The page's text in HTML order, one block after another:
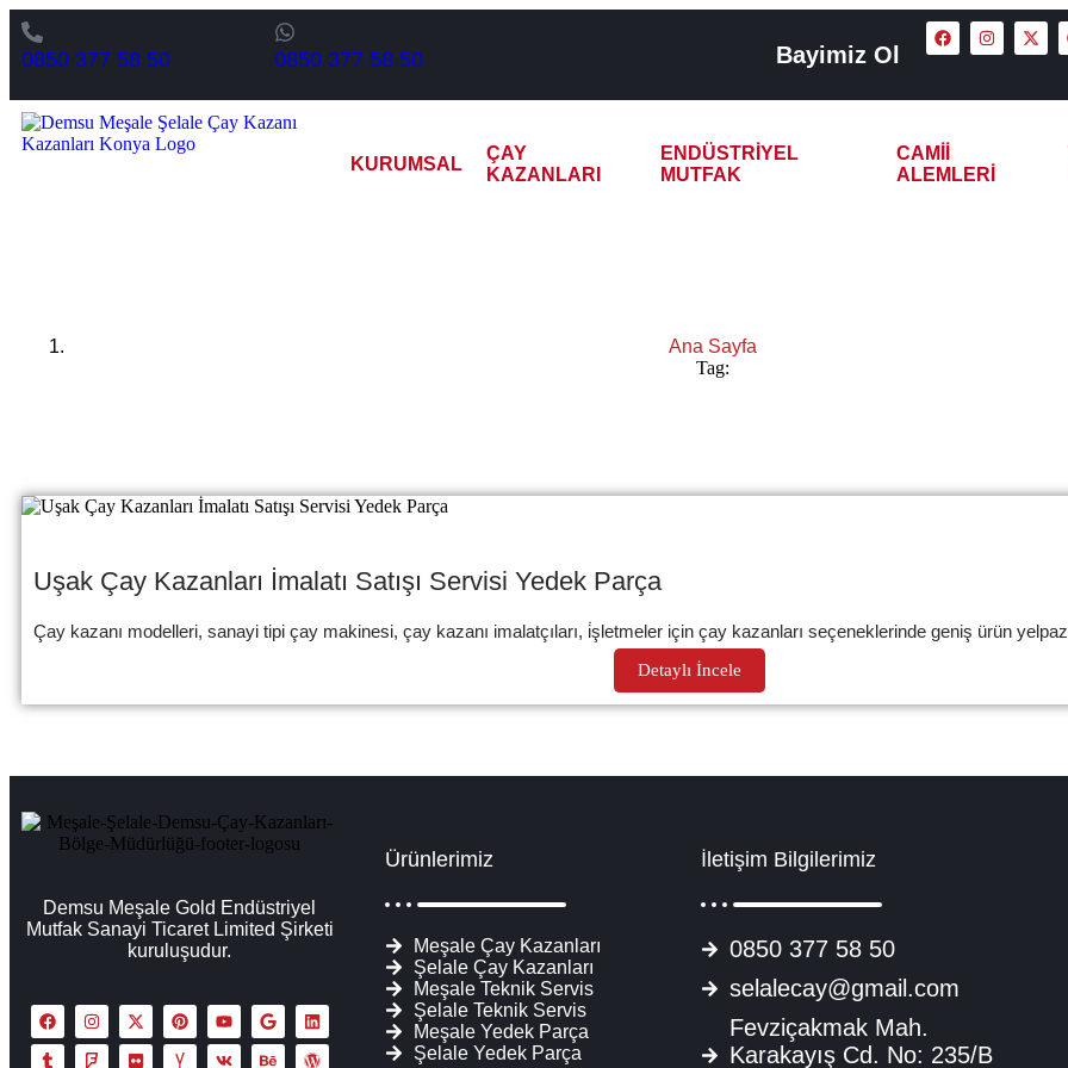
0850 377 58 50 0850 377 58 50 Bayimiz Ol
KURUMSAL
ÇAY
KAZANLARI
ENDÜSTRIYEL
MUTFAK
CAMII
ALEMLERI
Ana Sayfa
Tag:
Uşak Çay Kazanları İmalatı Satışı Servisi Yedek Parça
Çay kazanı modelleri, sanayi tipi çay makinesi, çay kazanı imalatçıları, i̇şletmeler için çay kazanları seçeneklerinde geniş ürün
Detaylı İncele
Demsu Meşale Gold Endüstriyel
Mutfak Sanayi Ticaret Limited Şirketi
kuruluşudur.
Ürünlerimiz
Meşale Çay Kazanları
Şelale Çay Kazanları
Meşale Teknik Servis
Şelale Teknik Servis
Meşale Yedek Parça
Şelale Yedek Parça
İletişim Bilgilerimiz
0850 377 58 50
selalecay@gmail.com
Fevziçakmak Mah.
Karakayış Cd. No: 235/B